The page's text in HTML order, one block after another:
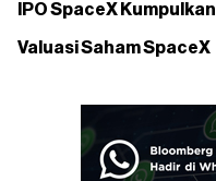
IPO SpaceX
Valuasi Saham SpaceX